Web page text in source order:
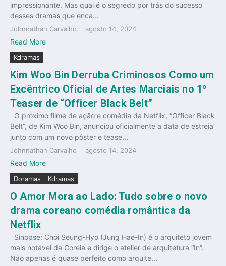
impressionante. Mas qual é o segredo por trás do sucesso
desses dramas que enca...
Johnnathan Carvalho agosto 14, 2024
Read More
Kdramas
Kim Woo Bin Derruba Criminosos Como um
Excêntrico Oficial de Artes Marciais no 1º
Teaser de “Officer Black Belt”
O próximo filme de ação e comédia da Netflix, “Officer Black
Belt”, de Kim Woo Bin, anunciou oficialmente a data de estreia
junto com um novo pôster e tease...
Johnnathan Carvalho agosto 14, 2024
Read More
Doramas Kdramas
O Amor Mora ao Lado: Tudo sobre o novo
drama coreano comédia romântica da
Netflix
Sinopse: Choi Seung-Hyo (Jung Hae-In) é o arquiteto jovem
mais notável da Coreia e dirige o atelier de arquitetura “In”.
Não apenas é quase perfeito como arquite...